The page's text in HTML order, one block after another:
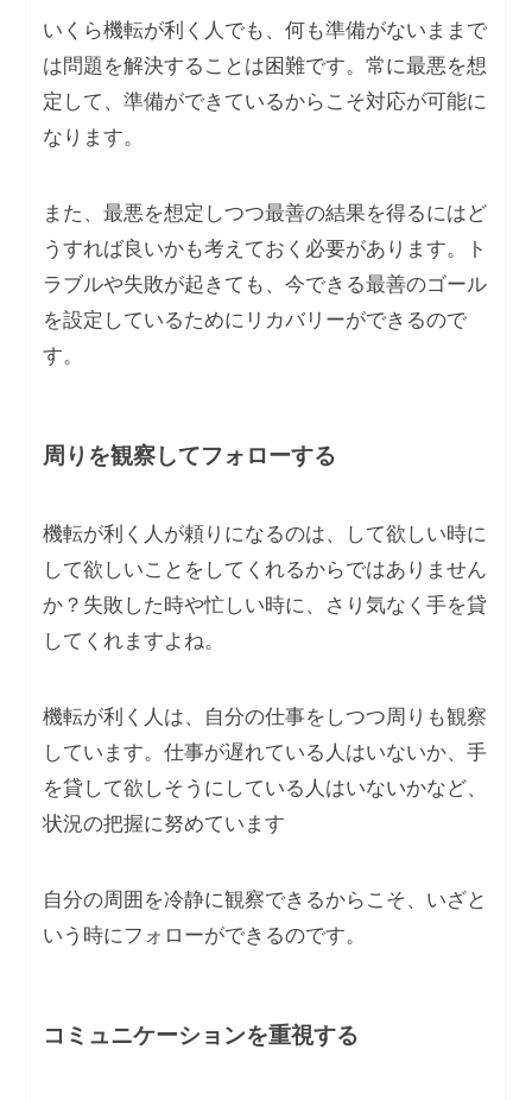
いくら機転が利く人でも、何も準備がないままで
は問題を解決することは困難です。常に最悪を想
定して、準備ができているからこそ対応が可能に
なります。
また、最悪を想定しつつ最善の結果を得るにはど
うすれば良いかも考えておく必要があります。ト
ラブルや失敗が起きても、今できる最善のゴール
を設定しているためにリカバリーができるので
す。
周りを観察してフォローする
機転が利く人が頼りになるのは、して欲しい時に
して欲しいことをしてくれるからではありません
か？失敗した時や忙しい時に、さり気なく手を貸
してくれますよね。
機転が利く人は、自分の仕事をしつつ周りも観察
しています。仕事が遅れている人はいないか、手
を貸して欲しそうにしている人はいないかなど、
状況の把握に努めています
自分の周囲を冷静に観察できるからこそ、いざと
いう時にフォローができるのです。
コミュニケーションを重視する